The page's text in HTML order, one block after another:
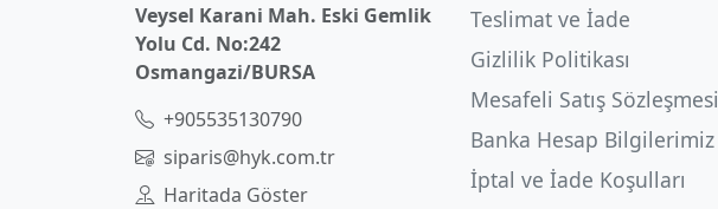
Veysel Karani Mah. Eski Gemlik
Yolu Cd. No:242
Osmangazi/BURSA
+905535130790
siparis@hyk.com.tr
Haritada Göster
Teslimat ve İade
Gizlilik Politikası
Mesafeli Satış Sözleşmesi
Banka Hesap Bilgilerimiz
İptal ve İade Koşulları